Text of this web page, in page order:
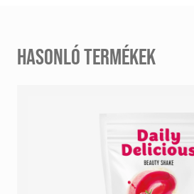
HASONLÓ TERMÉKEK